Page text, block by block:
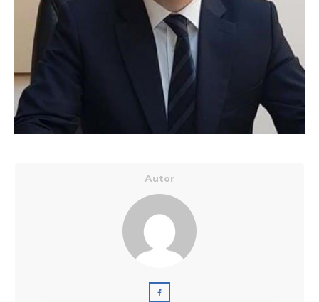
Autor